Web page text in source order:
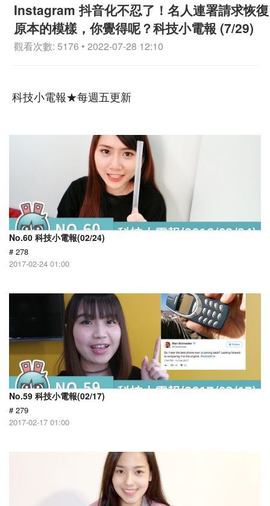
Instagram 抖音化不忍了！名人連署請求恢復
原本的模樣，你覺得呢？科技小電報 (7/29)
觀看次數: 5176 • 2022-07-28 12:10
科技小電報★每週五更新
No.60 科技小電報(02/24)
# 278
2017-02-24 01:00
No.59 科技小電報(02/17)
# 279
2017-02-17 01:00